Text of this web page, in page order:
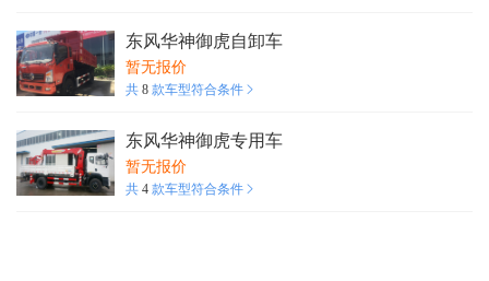
东风华神御虎自卸车
暂无报价
共 8 款车型符合条件
东风华神御虎专用车
暂无报价
共 4 款车型符合条件